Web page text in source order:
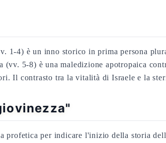
4) è un inno storico in prima persona
5-8) è una maledizione apotropaica
Il contrasto tra la vitalità di Israele e la
profetica per indicare l'inizio della storia